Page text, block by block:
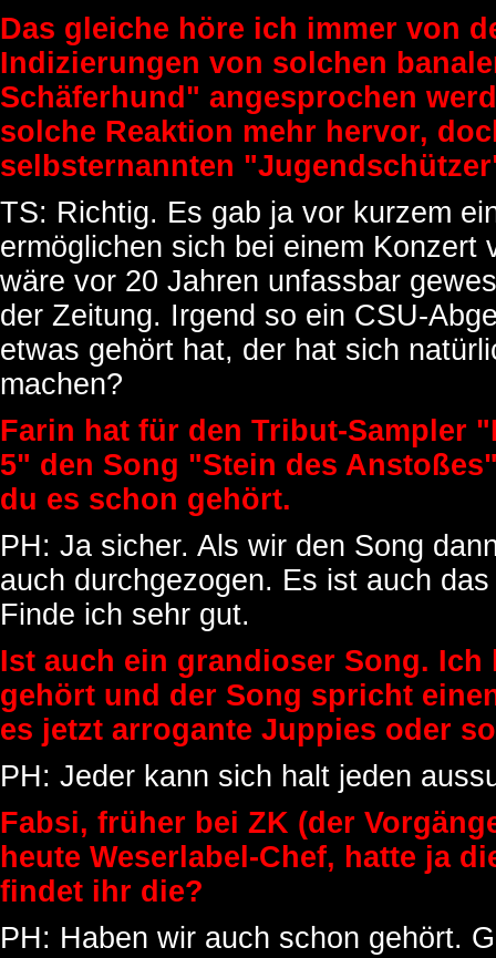
Das gleiche höre ich immer von
Indizierungen von solchen
Schäferhund" angesprochen
solche Reaktion mehr hervor,
selbsternannten
TS: Richtig. Es gab ja vor kurzem
ermöglichen sich bei einem
wäre vor 20 Jahren unfassbar
der Zeitung. Irgend so ein CSU-
etwas gehört hat, der hat sich
machen?
Farin hat für den Tribut-Sampler
5" den Song "Stein des
du es schon gehört.
PH: Ja sicher. Als wir den Song
auch durchgezogen. Es ist auch
Finde ich sehr gut.
Ist auch ein grandioser Song.
gehört und der Song spricht
es jetzt arrogante Juppies oder
PH: Jeder kann sich halt jeden
Fabsi, früher bei ZK (der
heute Weserlabel-Chef, hatte ja
findet ihr die?
PH: Haben wir auch schon gehört.